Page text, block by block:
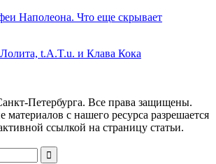
Наполеона. Что еще скрывает
t.A.T.u. и Клава Кока
Петербурга. Все права защищены.
с нашего ресурса разрешается
ссылкой на страницу статьи.